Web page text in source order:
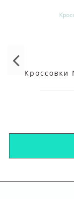
Кроссовки